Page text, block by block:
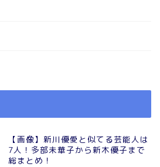
【画像】新川優愛と似てる芸能人は
7人！多部未華子から新木優子まで
総まとめ！